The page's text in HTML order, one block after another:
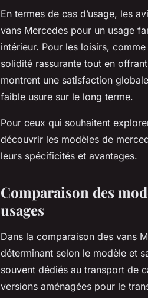
En termes de cas d’usage, les
vans Mercedes pour un usage
intérieur. Pour les loisirs,
solidité rassurante tout en
montrent une satisfaction
faible usure sur le long terme.
Pour ceux qui souhaitent
découvrir les modèles de
leurs spécificités et avantages.
Comparaison des
usages
Dans la comparaison des vans
déterminant selon le modèle et
souvent dédiés au transport de
versions aménagées pour le